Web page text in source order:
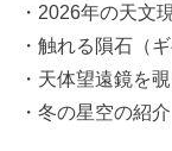
・2026年の天文
・触れる隕石（
・天体望遠鏡を
・冬の星空の紹